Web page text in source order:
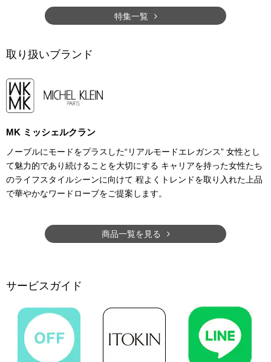
特集一覧
取り扱いブランド
MK ミッシェルクラン
ノーブルにモードをプラスした“リアルモードエレガンス” 女性とし
て魅力的であり続けることを大切にする キャリアを持った女性たち
のライフスタイルシーンに向けて 程よくトレンドを取り入れた上品
で華やかなワードローブをご提案します。
商品一覧を見る
サービスガイド